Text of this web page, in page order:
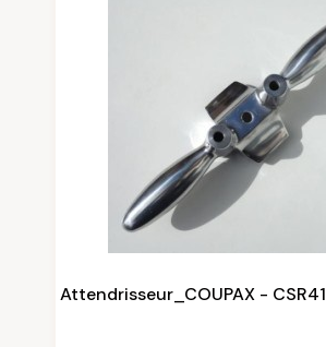
Attendrisseur_COUPAX -